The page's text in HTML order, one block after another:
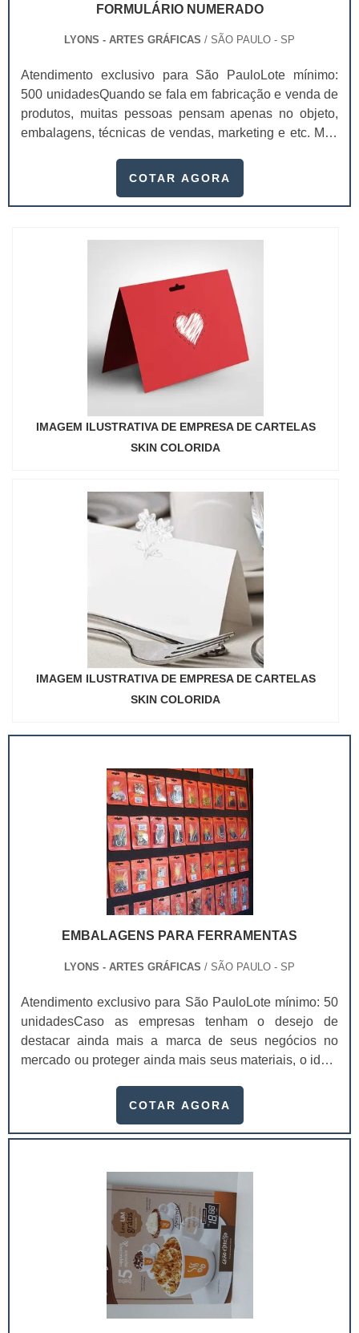
FORMULÁRIO NUMERADO
LYONS - ARTES GRÁFICAS / SÃO PAULO - SP
Atendimento exclusivo para São PauloLote mínimo:
500 unidadesQuando se fala em fabricação e venda de
produtos, muitas pessoas pensam apenas no objeto,
embalagens, técnicas de vendas, marketing e etc. Mas
e logística adequada, esses esforços podem não valer
um papel de destaque muito abrangente, pois este item,
COTAR AGORA
IMAGEM ILUSTRATIVA DE EMPRESA DE CARTELAS
SKIN COLORIDA
IMAGEM ILUSTRATIVA DE EMPRESA DE CARTELAS
SKIN COLORIDA
EMBALAGENS PARA FERRAMENTAS
LYONS - ARTES GRÁFICAS / SÃO PAULO - SP
Atendimento exclusivo para São PauloLote mínimo: 50
unidadesCaso as empresas tenham o desejo de
destacar ainda mais a marca de seus negócios no
mercado ou proteger ainda mais seus materiais, o ideal
algo importante para manter um bom acondicionamento
atuar como uma propaganda para a empresa, de modo
as vendas. Serviço com ótima classificaçã.
COTAR AGORA